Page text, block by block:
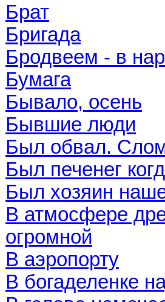
Брат
Бригада
Бродвеем - в
Бумага
Бывало, осень
Бывшие люди
Был обвал.
Был печенег
Был хозяин
В атмосфере
огромной
В аэропорту
В богаделенке